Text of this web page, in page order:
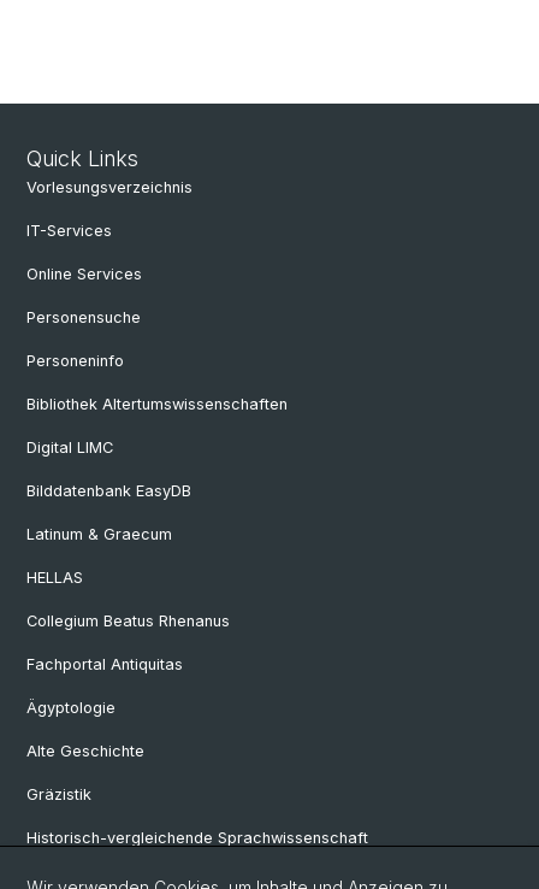
Quick Links
Vorlesungsverzeichnis
IT-Services
Online Services
Personensuche
Personeninfo
Bibliothek Altertumswissenschaften
Digital LIMC
Bilddatenbank EasyDB
Latinum & Graecum
HELLAS
Collegium Beatus Rhenanus
Fachportal Antiquitas
Ägyptologie
Alte Geschichte
Gräzistik
Historisch-vergleichende Sprachwissenschaft
Klassische Archäologie